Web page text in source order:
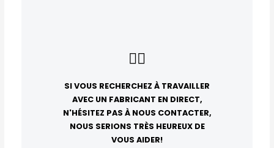
👇🏻
SI VOUS RECHERCHEZ À TRAVAILLER
AVEC UN FABRICANT EN DIRECT,
N'HÉSITEZ PAS À NOUS CONTACTER,
NOUS SERIONS TRÈS HEUREUX DE
VOUS AIDER!